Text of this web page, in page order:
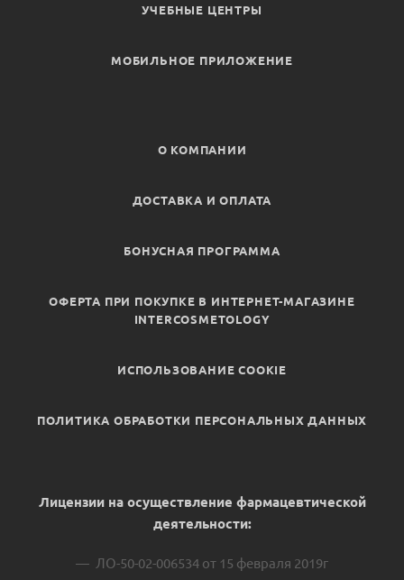
УЧЕБНЫЕ ЦЕНТРЫ
МОБИЛЬНОЕ ПРИЛОЖЕНИЕ
О КОМПАНИИ
ДОСТАВКА И ОПЛАТА
БОНУСНАЯ ПРОГРАММА
ОФЕРТА ПРИ ПОКУПКЕ В ИНТЕРНЕТ-МАГАЗИНЕ
INTERCOSMETOLOGY
ИСПОЛЬЗОВАНИЕ COOKIE
ПОЛИТИКА ОБРАБОТКИ ПЕРСОНАЛЬНЫХ ДАННЫХ
Лицензии на осуществление фармацевтической
деятельности:
ЛО-50-02-006534 от 15 февраля 2019г